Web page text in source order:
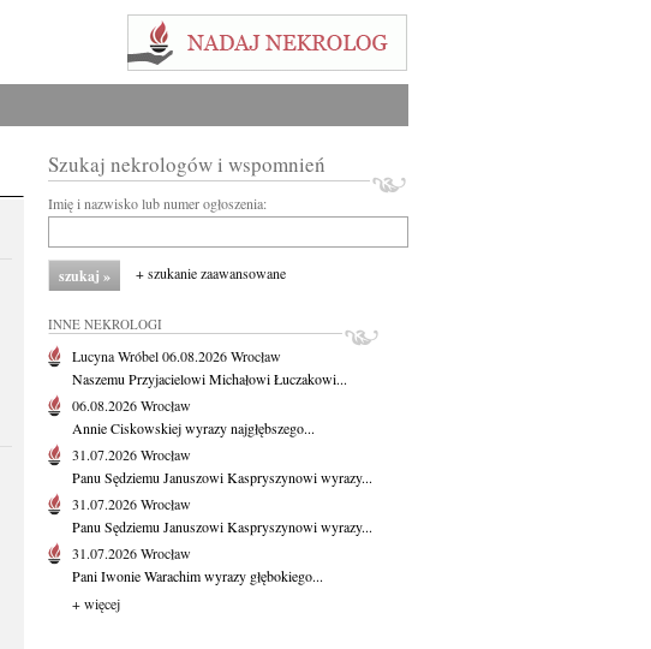
Szukaj nekrologów i wspomnień
Imię i nazwisko lub numer ogłoszenia:
+ szukanie zaawansowane
INNE NEKROLOGI
Lucyna Wróbel06.08.2026Wrocław
Naszemu Przyjacielowi Michałowi Łuczakowi...
06.08.2026Wrocław
Annie Ciskowskiej wyrazy najgłębszego...
31.07.2026Wrocław
Panu Sędziemu Januszowi Kaspryszynowi wyrazy...
31.07.2026Wrocław
Panu Sędziemu Januszowi Kaspryszynowi wyrazy...
31.07.2026Wrocław
Pani Iwonie Warachim wyrazy głębokiego...
+ więcej